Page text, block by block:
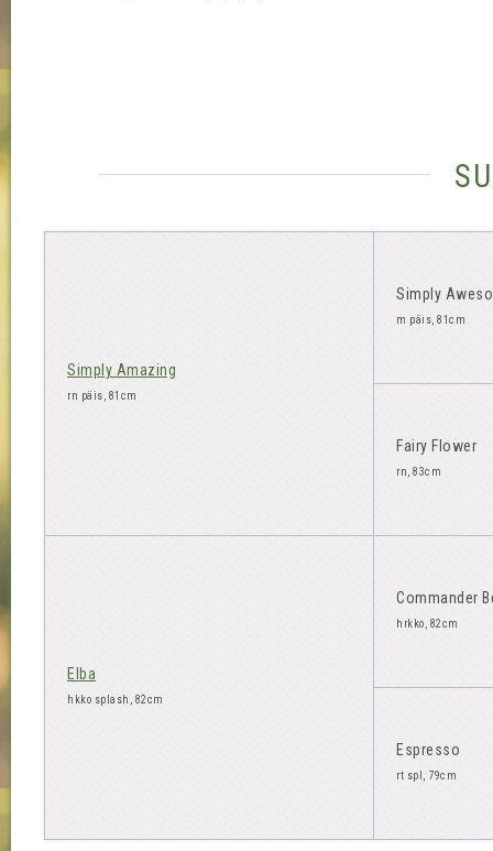
Simply Amazing
rn päis, 81cm
Simply
m päis, 81cm
Fairy Flower
rn, 83cm
Elba
hkko splash, 82cm
Commander
hrkko, 82cm
Espresso
rt spl, 79cm